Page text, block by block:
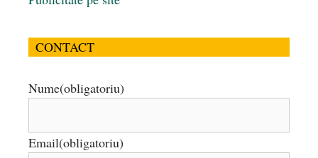
CONTACT
Nume(obligatoriu)
Email(obligatoriu)